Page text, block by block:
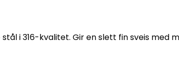
i 316-kvalitet. Gir en slett fin sveis med